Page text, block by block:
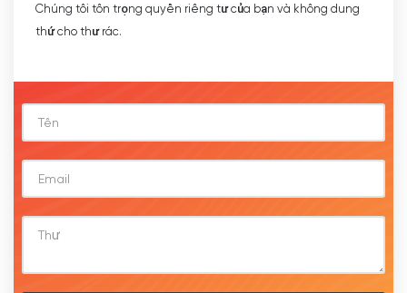
Chúng tôi tôn trọng quyền riêng tư của bạn và không dung
thứ cho thư rác.